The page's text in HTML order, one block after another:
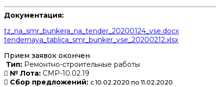
Документация:
tz_na_smr_bunkera_na_tender_20200124_vse.docx
tendernaya_tablica_smr_bunker_vse_20200212.xlsx
Прием заявок окончен
Тип: Ремонтно-строительные работы
№ Лота: СМР-10.02.19
Сбор предложений: с 10.02.2020 по 11.02.2020